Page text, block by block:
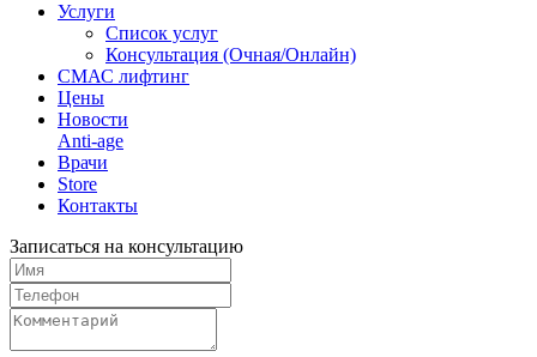
Услуги
Список услуг
Консультация (Очная/Онлайн)
СМАС лифтинг
Цены
Новости
Anti-age
Врачи
Store
Контакты
Записаться на консультацию